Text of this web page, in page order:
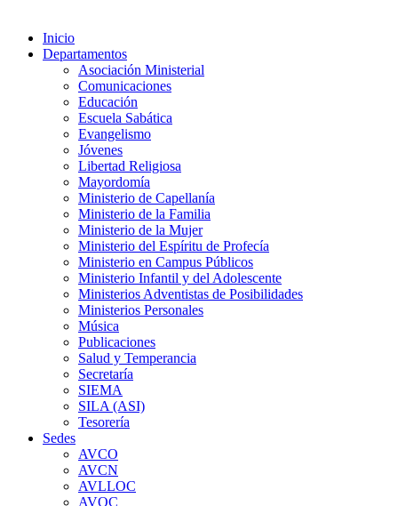
Inicio
Departamentos
Asociación Ministerial
Comunicaciones
Educación
Escuela Sabática
Evangelismo
Jóvenes
Libertad Religiosa
Mayordomía
Ministerio de Capellanía
Ministerio de la Familia
Ministerio de la Mujer
Ministerio del Espíritu de Profecía
Ministerio en Campus Públicos
Ministerio Infantil y del Adolescente
Ministerios Adventistas de Posibilidades
Ministerios Personales
Música
Publicaciones
Salud y Temperancia
Secretaría
SIEMA
SILA (ASI)
Tesorería
Sedes
AVCO
AVCN
AVLLOC
AVOC